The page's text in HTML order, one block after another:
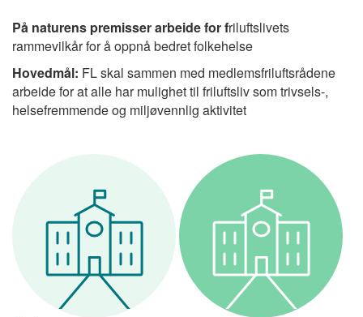
På naturens premisser arbeide for friluftslivets
rammevilkår for å oppnå bedret folkehelse
Hovedmål: FL skal sammen med medlemsfriluftsrådene
arbeide for at alle har mulighet til friluftsliv som trivsels-,
helsefremmende og miljøvennlig aktivitet